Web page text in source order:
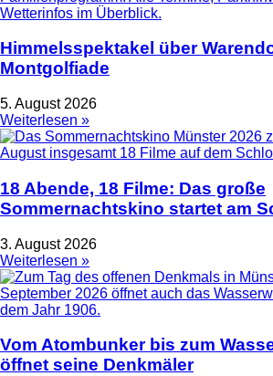
Himmelsspektakel über
Montgolfiade
5. August 2026
Weiterlesen »
18 Abende, 18 Filme: Das große
Sommernachtskino startet am
3. August 2026
Weiterlesen »
Vom Atombunker bis zum
öffnet seine Denkmäler